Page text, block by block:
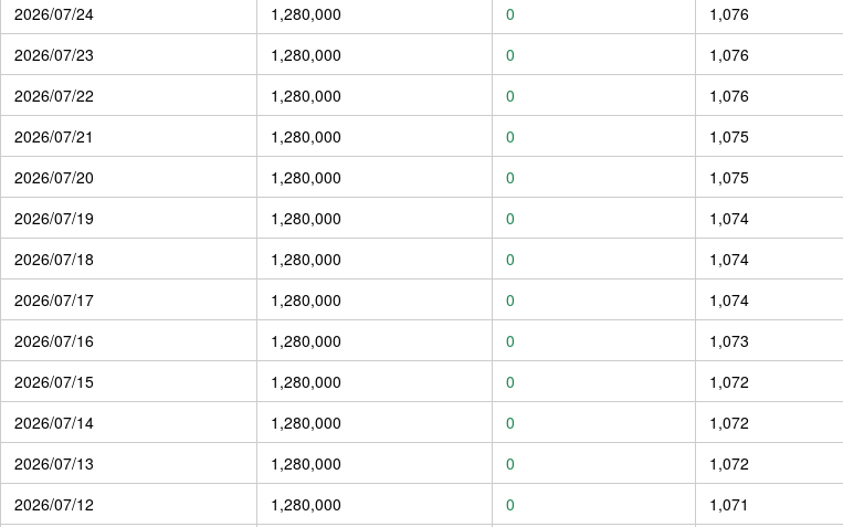
2026/07/24
1,280,000 0 1,076
2026/07/23
1,280,000 0 1,076
2026/07/22
1,280,000 0 1,076
2026/07/21
1,280,000 0 1,075
2026/07/20
1,280,000 0 1,075
2026/07/19
1,280,000 0 1,074
2026/07/18
1,280,000 0 1,074
2026/07/17
1,280,000 0 1,074
2026/07/16
1,280,000 0 1,073
2026/07/15
1,280,000 0 1,072
2026/07/14
1,280,000 0 1,072
2026/07/13
1,280,000 0 1,072
2026/07/12
1,280,000 0 1,071